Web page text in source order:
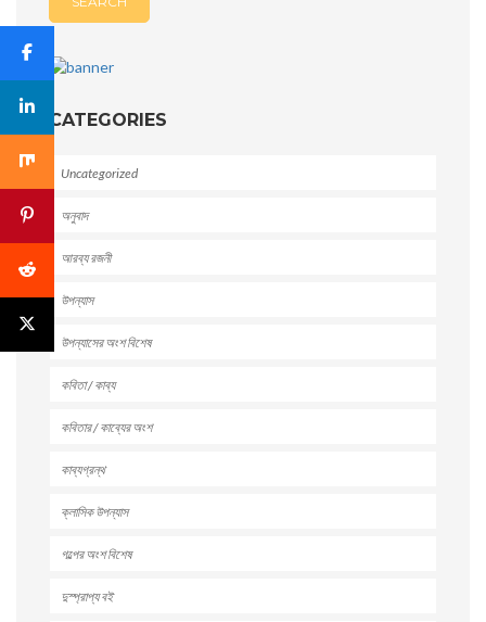
CATEGORIES
Uncategorized
অনুবাদ
আরব্য রজনী
উপন্যাস
উপন্যাসের অংশ বিশেষ
কবিতা / কাব্য
কবিতার / কাব্যের অংশ
কাব্যগ্রন্থ
ক্লাসিক উপন্যাস
গল্পের অংশ বিশেষ
দুস্প্রাপ্য বই